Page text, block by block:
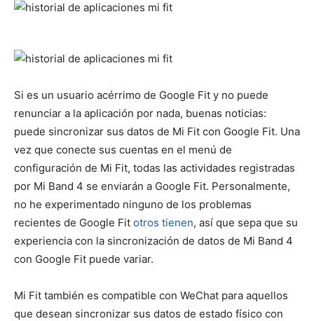
Si es un usuario acérrimo de Google Fit y no puede
renunciar a la aplicación por nada, buenas noticias:
puede sincronizar sus datos de Mi Fit con Google Fit. Una
vez que conecte sus cuentas en el menú de
configuración de Mi Fit, todas las actividades registradas
por Mi Band 4 se enviarán a Google Fit. Personalmente,
no he experimentado ninguno de los problemas
recientes de Google Fit otros tienen, así que sepa que su
experiencia con la sincronización de datos de Mi Band 4
con Google Fit puede variar.
Mi Fit también es compatible con WeChat para aquellos
que desean sincronizar sus datos de estado físico con